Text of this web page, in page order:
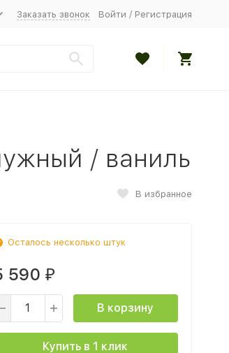
Заказать звонок Войти / Регистрация
/ ваниль
В избранное
Осталось несколько штук
590 ₽
В корзину
Купить в 1 клик